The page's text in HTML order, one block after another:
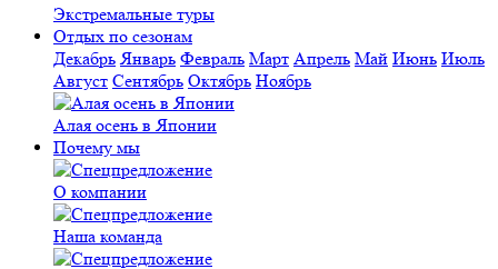
Экстремальные туры
Отдых по сезонам
Декабрь Январь Февраль Март Апрель Май Июнь Июль
Август Сентябрь Октябрь Ноябрь
Алая осень в Японии
Почему мы
О компании
Наша команда